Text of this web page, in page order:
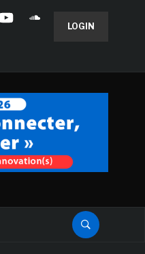
LOGIN